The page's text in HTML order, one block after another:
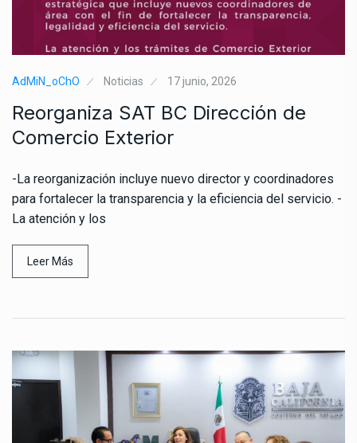
AdMiN_oChO Noticias 17 junio, 2026
Reorganiza SAT BC Dirección de
Comercio Exterior
-La reorganización incluye nuevo director y coordinadores
para fortalecer la transparencia y la eficiencia del servicio. -
La atención y los
Leer Más